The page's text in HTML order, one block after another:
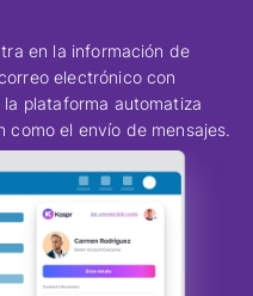
en la información de
electrónico con
plataforma automatiza
como el envío de mensajes.